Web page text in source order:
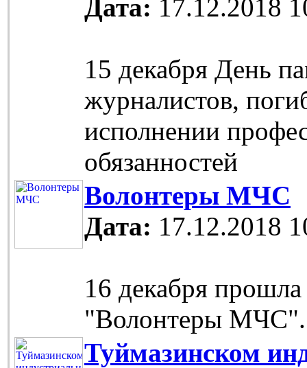
Дата: 17.12.2018
15 декабря День
журналистов,
исполнении
обязанностей
Волонтеры МЧС
Дата: 17.12.2018
16 декабря
"Волонтеры МЧС".
Туймазинском